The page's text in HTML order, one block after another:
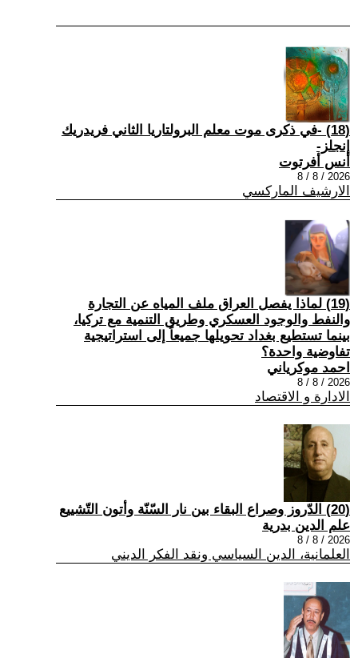
(18) -في ذكرى موت معلم البرولتاريا الثاني فريدريك
إنجلز-
أنس أفرتوت
2026 / 8 / 8
الارشيف الماركسي
(19) لماذا يفصل العراق ملف المياه عن التجارة
والنفط والوجود العسكري وطريق التنمية مع تركيا،
بينما تستطيع بغداد تحويلها جميعاً إلى استراتيجية
تفاوضية واحدة؟
احمد موكرياني
2026 / 8 / 8
الادارة و الاقتصاد
(20) الدّروز وصراع البقاء بين نار السّنّة وأتون التّشييع
علم الدين بدرية
2026 / 8 / 8
العلمانية، الدين السياسي ونقد الفكر الديني